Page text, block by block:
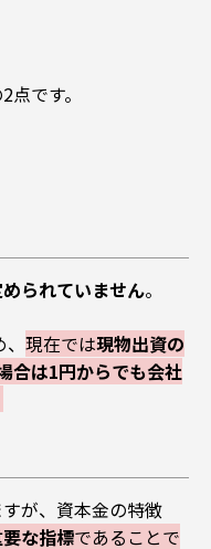
です。
られていません。
現在では現物出資の
合は1円からでも会社
が、資本金の特徴
な指標であることで